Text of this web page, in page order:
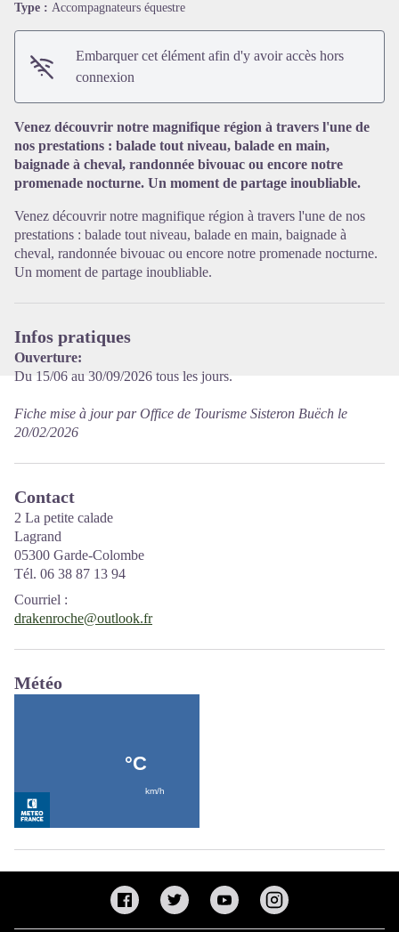
Voir l'image en plein écran
Type : Accompagnateurs équestre
Embarquer cet élément afin d'y avoir accès hors
connexion
Venez découvrir notre magnifique région à travers l'une de
nos prestations : balade tout niveau, balade en main,
baignade à cheval, randonnée bivouac ou encore notre
promenade nocturne. Un moment de partage inoubliable.
Venez découvrir notre magnifique région à travers l'une de nos
prestations : balade tout niveau, balade en main, baignade à
cheval, randonnée bivouac ou encore notre promenade nocturne.
Un moment de partage inoubliable.
Infos pratiques
Ouverture:
Du 15/06 au 30/09/2026 tous les jours.
Fiche mise à jour par Office de Tourisme Sisteron Buëch le
20/02/2026
Contact
2 La petite calade
Lagrand
05300 Garde-Colombe
Tél. 06 38 87 13 94
Courriel :
drakenroche@outlook.fr
Météo